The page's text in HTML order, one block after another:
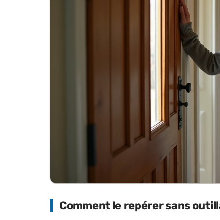
Comment le repérer sans